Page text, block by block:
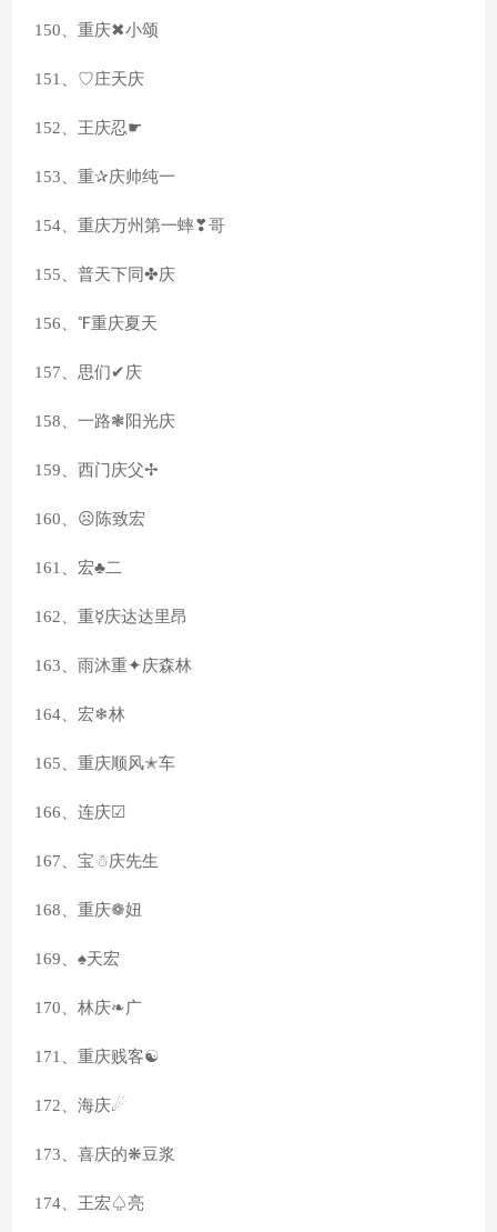
150、重庆✖小颂
151、♡庄天庆
152、王庆忍☛
153、重✰庆帅纯一
154、重庆万州第一蟀❣哥
155、普天下同✤庆
156、℉重庆夏天
157、思们✔庆
158、一路❃阳光庆
159、西门庆父✢
160、☹陈致宏
161、宏♣二
162、重☿庆达达里昂
163、雨沐重✦庆森林
164、宏❄林
165、重庆顺风✭车
166、连庆☑
167、宝☃庆先生
168、重庆❁妞
169、♠天宏
170、林庆❧广
171、重庆贱客☯
172、海庆☄
173、喜庆的❋豆浆
174、王宏♤亮